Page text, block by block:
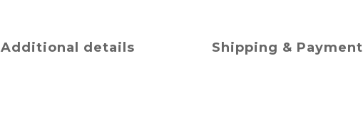
Additional details Shipping & Payment